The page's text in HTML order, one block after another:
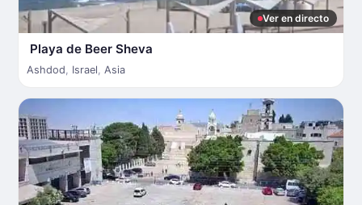
Ver en directo
Playa de Beer Sheva
Ashdod, Israel, Asia